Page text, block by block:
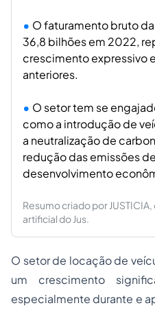
O faturamento bruto
36,8 bilhões em 2022,
crescimento expressivo
anteriores.
O setor tem se
como a introdução de
a neutralização de
redução das emissões
desenvolvimento
Resumo criado por
artificial do Jus.
O setor de locação de
um crescimento
especialmente durante e